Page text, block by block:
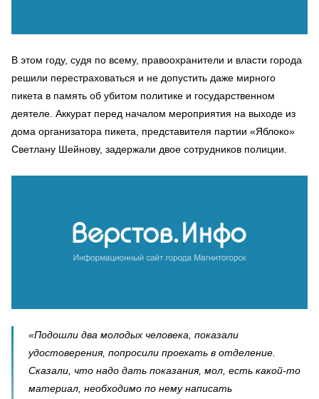
В этом году, судя по всему, правоохранители и власти города
решили перестраховаться и не допустить даже мирного
пикета в память об убитом политике и государственном
деятеле. Аккурат перед началом мероприятия на выходе из
дома организатора пикета, представителя партии «Яблоко»
Светлану Шейнову, задержали двое сотрудников полиции.
«Подошли два молодых человека, показали
удостоверения, попросили проехать в отделение.
Сказали, что надо дать показания, мол, есть какой-то
материал, необходимо по нему написать